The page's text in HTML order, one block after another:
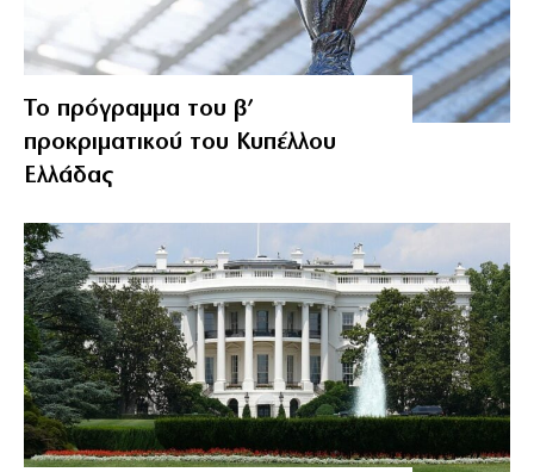
Το πρόγραμμα του β’
προκριματικού του Κυπέλλου
Ελλάδας